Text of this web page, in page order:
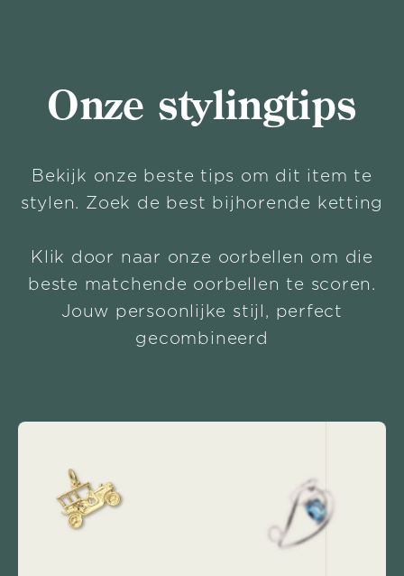
Onze stylingtips
Bekijk onze beste tips om dit item te
stylen. Zoek de best bijhorende ketting
Klik door naar onze oorbellen om die
beste matchende oorbellen te scoren.
Jouw persoonlijke stijl, perfect
gecombineerd